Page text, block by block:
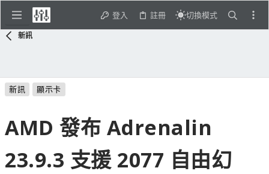
登入 註冊 切換模式
新訊
新訊 顯示卡
AMD 發布 Adrenalin
23.9.3 支援 2077 自由幻